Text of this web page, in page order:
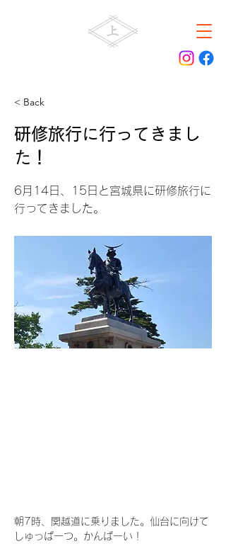
< Back
研修旅行に行ってきまし
た！
6月14日、15日と宮城県に研修旅行に
行ってきました。
朝7時、関越道に乗りました。仙台に向けて
しゅっぱーつ。かんぱーい！